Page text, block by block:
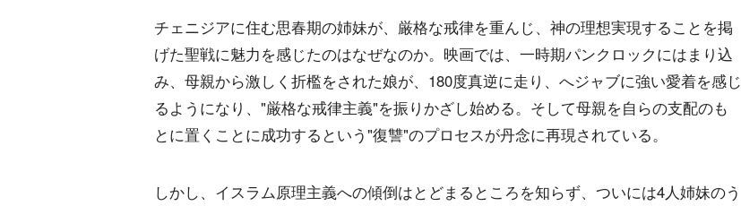
チェニジアに住む思春期の姉妹が、厳格な戒律を重んじ、神の理想実現することを掲
げた聖戦に魅力を感じたのはなぜなのか。映画では、一時期パンクロックにはまり込
み、母親から激しく折檻をされた娘が、180度真逆に走り、へジャブに強い愛着を感じ
るようになり、"厳格な戒律主義"を振りかざし始める。そして母親を自らの支配のも
とに置くことに成功するという"復讐"のプロセスが丹念に再現されている。
しかし、イスラム原理主義への傾倒はとどまるところを知らず、ついには4人姉妹のう